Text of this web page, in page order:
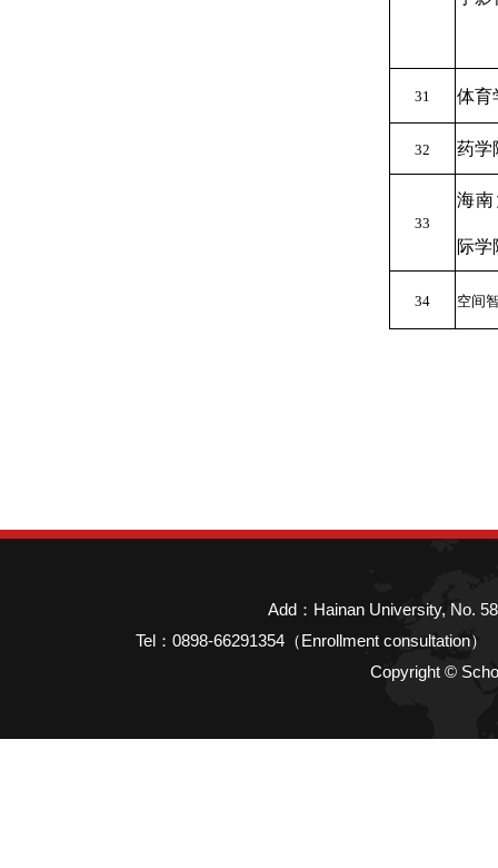
31 体育
32 药学
33
海
际学
34 空间
Add：Hainan University, No.
Tel：0898-66291354（Enrollment consultation
Copyright ©